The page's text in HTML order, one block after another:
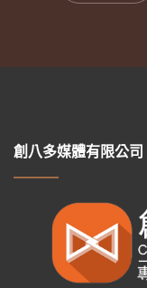
創八多媒體有限公司